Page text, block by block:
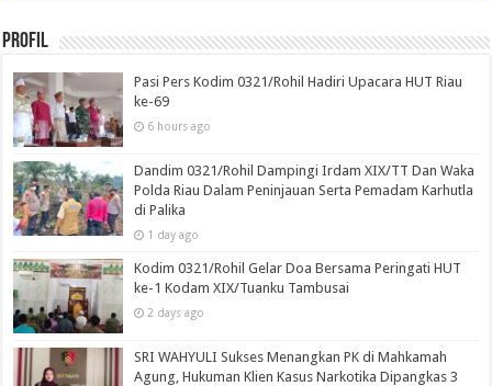
Profil
Pasi Pers Kodim 0321/Rohil Hadiri Upacara HUT Riau
ke-69
6 hours ago
Dandim 0321/Rohil Dampingi Irdam XIX/TT Dan Waka
Polda Riau Dalam Peninjauan Serta Pemadam Karhutla
di Palika
1 day ago
Kodim 0321/Rohil Gelar Doa Bersama Peringati HUT
ke-1 Kodam XIX/Tuanku Tambusai
2 days ago
SRI WAHYULI Sukses Menangkan PK di Mahkamah
Agung, Hukuman Klien Kasus Narkotika Dipangkas 3